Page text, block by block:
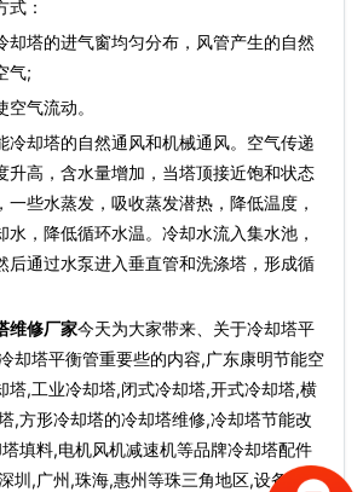
：
塔的进气窗均匀分布，风管产生的自然
气;
气流动。
却塔的自然通风和机械通风。空气传递
升高，含水量增加，当塔顶接近饱和状态
一些水蒸发，吸收蒸发潜热，降低温度，
水，降低循环水温。冷却水流入集水池，
后通过水泵进入垂直管和洗涤塔，形成循
维修厂家今天为大家带来、关于冷却塔平
却塔平衡管重要些的内容,广东康明节能空
塔,工业冷却塔,闭式冷却塔,开式冷却塔,横
,方形冷却塔的冷却塔维修,冷却塔节能改
填料,电机风机减速机等品牌冷却塔配件
圳,广州,珠海,惠州等珠三角地区,设备规格